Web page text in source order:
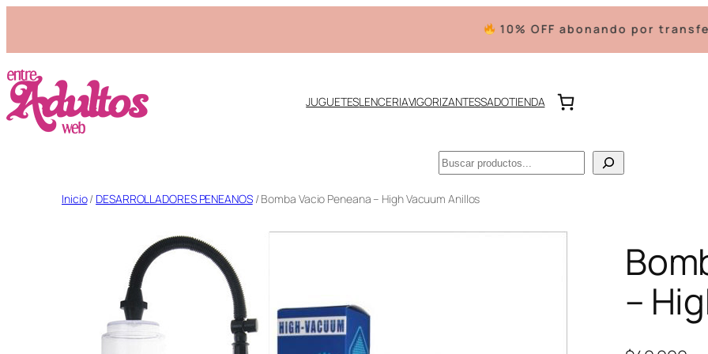
10% OFF abonando por
JUGUETESLENCERIAVIGORIZANTESSADOTIENDA
Buscar
Inicio/ DESARROLLADORES PENEANOS/ Bomba Vacio Peneana – High Vacuum Anillos
–